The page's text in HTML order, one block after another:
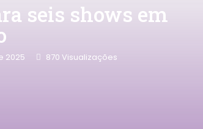
seis shows em
2025 870 Visualizações